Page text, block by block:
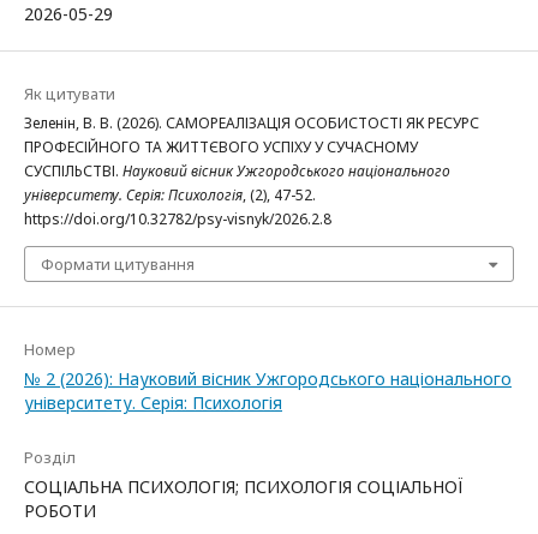
2026-05-29
Як цитувати
Зеленін, В. В. (2026). САМОРЕАЛІЗАЦІЯ ОСОБИСТОСТІ ЯК РЕСУРС
ПРОФЕСІЙНОГО ТА ЖИТТЄВОГО УСПІХУ У СУЧАСНОМУ
СУСПІЛЬСТВІ. Науковий вісник Ужгородського національного
університету. Серія: Психологія, (2), 47-52.
https://doi.org/10.32782/psy-visnyk/2026.2.8
Формати цитування
Номер
№ 2 (2026): Науковий вісник Ужгородського національного
університету. Серія: Психологія
Розділ
СОЦІАЛЬНА ПСИХОЛОГІЯ; ПСИХОЛОГІЯ СОЦІАЛЬНОЇ
РОБОТИ